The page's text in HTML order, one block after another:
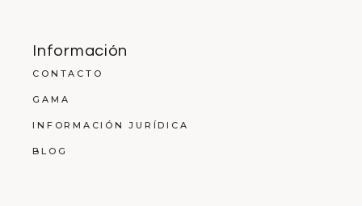
Información
CONTACTO
GAMA
INFORMACIÓN JURÍDICA
BLOG